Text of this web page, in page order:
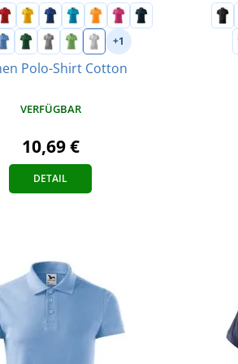
+1
Polo-Shirt Cotton
VERFÜGBAR
10,69 €
DETAIL